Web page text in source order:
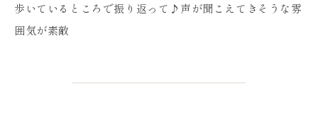
歩いているところで振り返って♪声が聞こえてきそうな雰
囲気が素敵